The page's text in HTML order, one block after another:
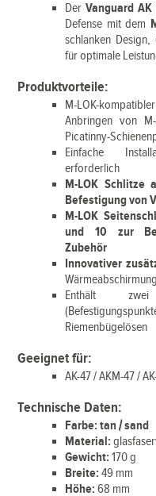
DerVanguard AK
Defense mit dem
schlanken
für optimale
Produktvorteile:
M-LOK-
Anbringen von
Picatinny-
Einfache
erforderlich
M-LOK Schlitze
Befestigung von
M-LOK
und 10 zur
Zubehör
Innovativer
Wärmeabschirmung
Enthält
Riemenbügelösen
Geeignet für:
AK-47 / AKM-47 /
Technische Daten:
Farbe: tan / sand
Material:
Gewicht:170 g
Breite:49 mm
Höhe:68 mm